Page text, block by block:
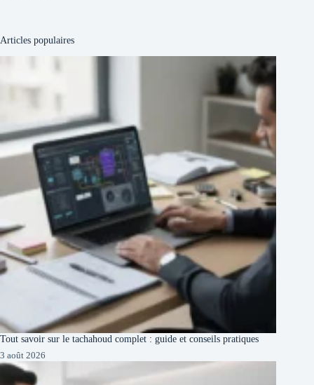
Articles populaires
Tout savoir sur le tachahoud complet : guide et conseils pratiques
3 août 2026